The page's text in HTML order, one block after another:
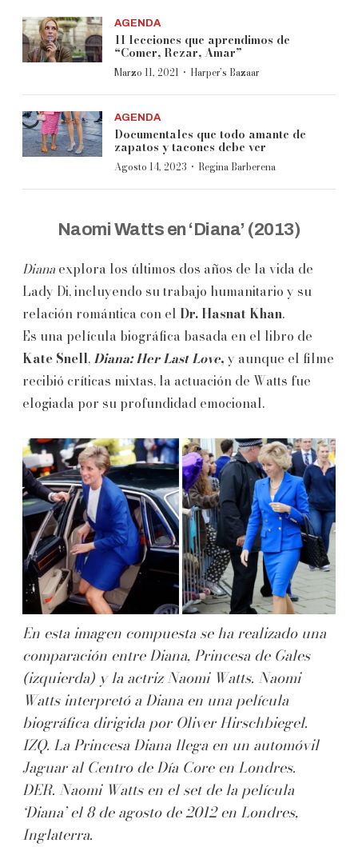
AGENDA
11 lecciones que aprendimos de
“Comer, Rezar, Amar”
Marzo 11, 2021 · Harper’s Bazaar
AGENDA
Documentales que todo amante de
zapatos y tacones debe ver
Agosto 14, 2023 · Regina Barberena
Naomi Watts en ‘Diana’ (2013)
Diana explora los últimos dos años de la vida de
Lady Di, incluyendo su trabajo humanitario y su
relación romántica con el Dr. Hasnat Khan.
Es una película biográfica basada en el libro de
Kate Snell,Diana: Her Last Love, y aunque el filme
recibió críticas mixtas, la actuación de Watts fue
elogiada por su profundidad emocional.
En esta imagen compuesta se ha realizado una
comparación entre Diana, Princesa de Gales
(izquierda) y la actriz Naomi Watts. Naomi
Watts interpretó a Diana en una película
biográfica dirigida por Oliver Hirschbiegel.
IZQ. La Princesa Diana llega en un automóvil
Jaguar al Centro de Día Core en Londres.
DER. Naomi Watts en el set de la película
‘Diana’ el 8 de agosto de 2012 en Londres,
Inglaterra.